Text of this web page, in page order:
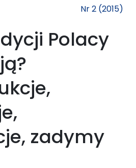
Nr 2 (2015)
Polacy
zadymy